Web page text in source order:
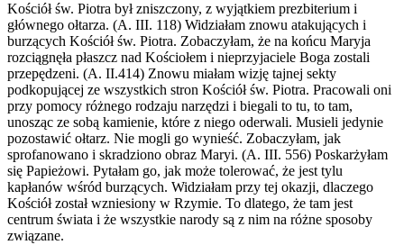
Kościół św. Piotra był zniszczony, z wyjątkiem prezbiterium i
głównego ołtarza. (A. III. 118) Widziałam znowu atakujących i
burzących Kościół św. Piotra. Zobaczyłam, że na końcu Maryja
rozciągnęła płaszcz nad Kościołem i nieprzyjaciele Boga zostali
przepędzeni. (A. II.414) Znowu miałam wizję tajnej sekty
podkopującej ze wszystkich stron Kościół św. Piotra. Pracowali oni
przy pomocy różnego rodzaju narzędzi i biegali to tu, to tam,
unosząc ze sobą kamienie, które z niego oderwali. Musieli jedynie
pozostawić ołtarz. Nie mogli go wynieść. Zobaczyłam, jak
sprofanowano i skradziono obraz Maryi. (A. III. 556) Poskarżyłam
się Papieżowi. Pytałam go, jak może tolerować, że jest tylu
kapłanów wśród burzących. Widziałam przy tej okazji, dlaczego
Kościół został wzniesiony w Rzymie. To dlatego, że tam jest
centrum świata i że wszystkie narody są z nim na różne sposoby
związane.